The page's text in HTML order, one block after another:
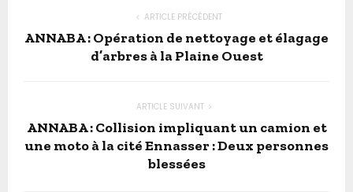
ARTICLE PRÉCÉDENT
ANNABA : Opération de nettoyage et élagage
d’arbres à la Plaine Ouest
ARTICLE SUIVANT
ANNABA : Collision impliquant un camion et
une moto à la cité Ennasser : Deux personnes
blessées